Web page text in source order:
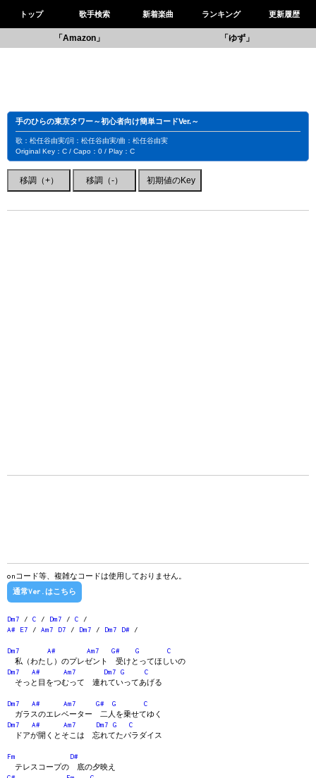
トップ 歌手検索 新着楽曲 ランキング 更新履歴
「Amazon」 「ゆず」
手のひらの東京タワー～初心者向け簡単コードVer.～
歌：松任谷由実/詞：松任谷由実/曲：松任谷由実
Original Key：C / Capo：0 / Play：C
onコード等、複雑なコードは使用しておりません。
通常Ver.はこちら
Dm7 / C / Dm7 / C /
A#
E7 / Am7 D7 / Dm7 / Dm7 D# /
Dm7 A# Am7 G# G
C
私（わたし）のプレゼント 受けとってほしいの
Dm7
A# Am7 Dm7 G
C
そっと目をつむって 連れていってあげる
Dm7 A# Am7 G# G
C
ガラスのエレベーター 二人を乗せてゆく
Dm7
A# Am7 Dm7 G
C
ドアが開くとそこは 忘れてたパラダイス
Fm
D#
テレスコープの 底の夕映え